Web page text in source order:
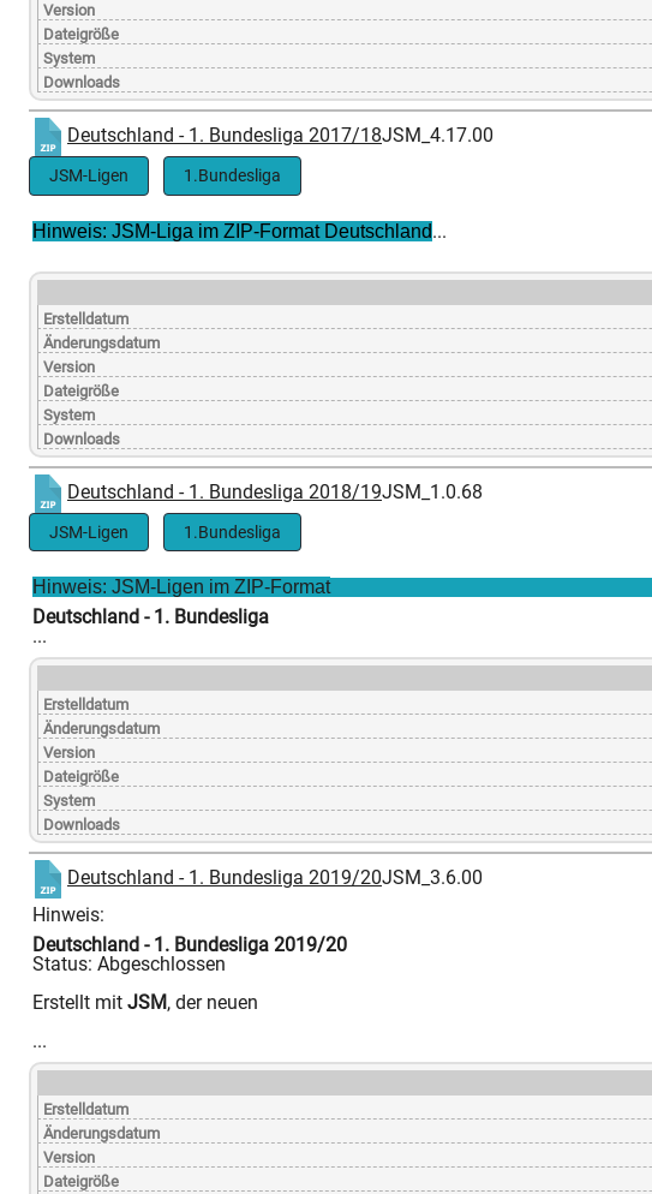
Version
Dateigröße
System
Downloads
Deutschland - 1. Bundesliga 2017/18JSM_4.17.00
JSM-Ligen 1.Bundesliga
Hinweis: JSM-Liga im ZIP-Format Deutschland...
Erstelldatum
Änderungsdatum
Version
Dateigröße
System
Downloads
Deutschland - 1. Bundesliga 2018/19JSM_1.0.68
JSM-Ligen 1.Bundesliga
Hinweis: JSM-Ligen im ZIP-Format
Deutschland - 1. Bundesliga
...
Erstelldatum
Änderungsdatum
Version
Dateigröße
System
Downloads
Deutschland - 1. Bundesliga 2019/20JSM_3.6.00
Hinweis:
Deutschland - 1. Bundesliga 2019/20
Status: Abgeschlossen
Erstellt mit JSM, der neuen
...
Erstelldatum
Änderungsdatum
Version
Dateigröße